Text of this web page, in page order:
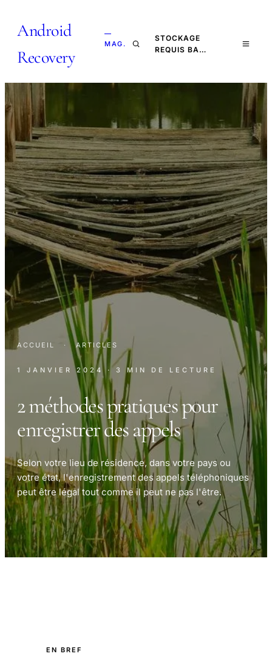
Android
Recovery
—
MAG.
STOCKAGE
REQUIS BA…
ACCUEIL · ARTICLES
1 JANVIER 2024 · 3 MIN DE LECTURE
2 méthodes pratiques pour
enregistrer des appels
Selon votre lieu de résidence, dans votre pays ou
votre état, l'enregistrement des appels téléphoniques
peut être légal tout comme il peut ne pas l'être.
EN BREF